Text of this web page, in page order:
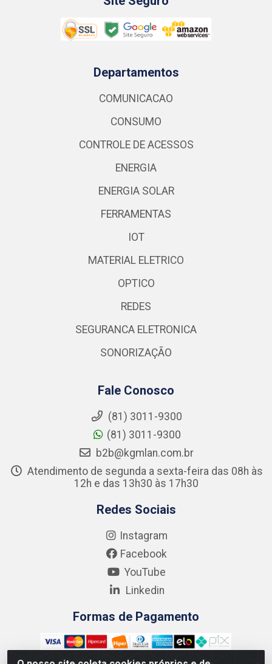
Departamentos
COMUNICACAO
CONSUMO
CONTROLE DE ACESSOS
ENERGIA
ENERGIA SOLAR
FERRAMENTAS
IOT
MATERIAL ELETRICO
OPTICO
REDES
SEGURANCA ELETRONICA
SONORIZAÇÃO
Fale Conosco
(81) 3011-9300
(81) 3011-9300
b2b@kgmlan.com.br
Atendimento de segunda a sexta-feira das 08h às
12h e das 13h30 às 17h30
Redes Sociais
Instagram
Facebook
YouTube
Linkedin
Formas de Pagamento